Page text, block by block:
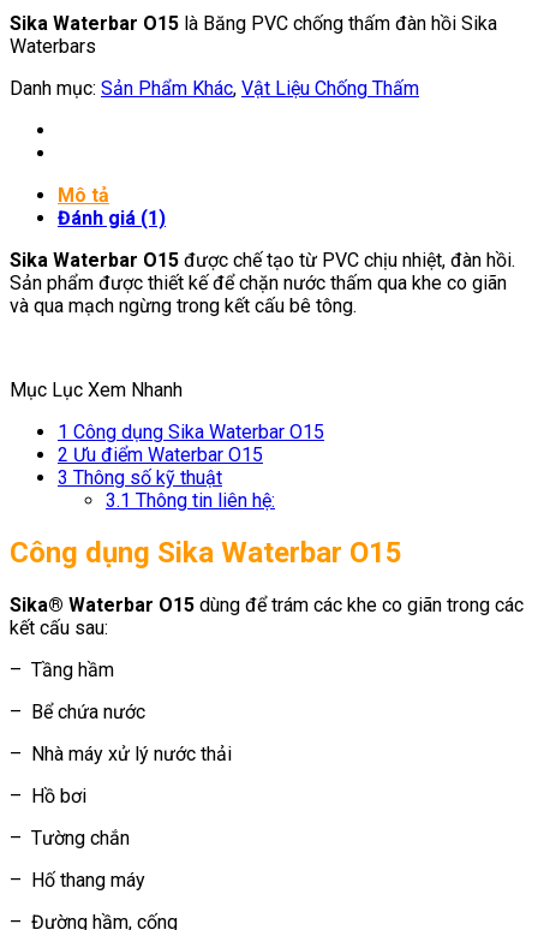
Sika Waterbar O15 là Băng PVC chống thấm đàn hồi Sika
Waterbars
Danh mục: Sản Phẩm Khác, Vật Liệu Chống Thấm
Mô tả
Đánh giá (1)
Sika Waterbar O15 được chế tạo từ PVC chịu nhiệt, đàn hồi.
Sản phẩm được thiết kế để chặn nước thấm qua khe co giãn
và qua mạch ngừng trong kết cấu bê tông.
Mục Lục Xem Nhanh
1 Công dụng Sika Waterbar O15
2 Ưu điểm Waterbar O15
3 Thông số kỹ thuật
3.1 Thông tin liên hệ:
Công dụng Sika Waterbar O15
Sika® Waterbar O15 dùng để trám các khe co giãn trong các
kết cấu sau:
– Tầng hầm
– Bể chứa nước
– Nhà máy xử lý nước thải
– Hồ bơi
– Tường chắn
– Hố thang máy
– Đường hầm, cống